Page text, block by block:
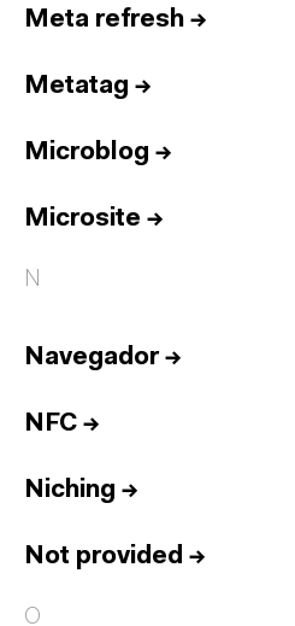
Meta refresh →
Metatag →
Microblog →
Microsite →
N
Navegador→
NFC →
Niching →
Not provided →
O